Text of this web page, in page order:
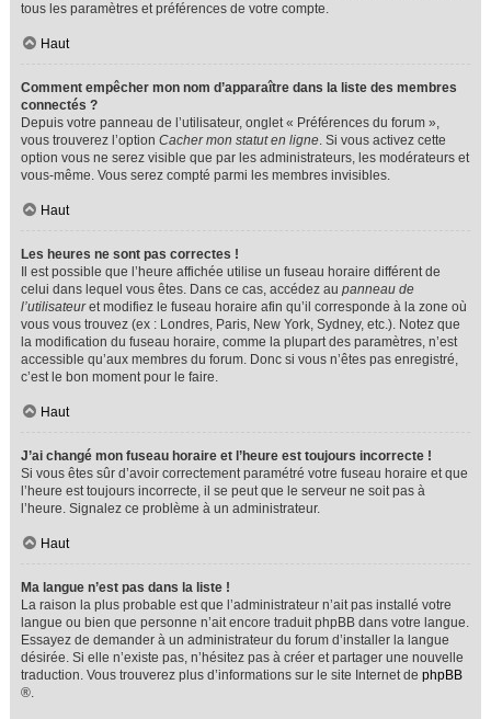
tous les paramètres et préférences de votre compte.
Haut
Comment empêcher mon nom d’apparaître dans la liste des membres
connectés ?
Depuis votre panneau de l’utilisateur, onglet « Préférences du forum »,
vous trouverez l’option Cacher mon statut en ligne. Si vous activez cette
option vous ne serez visible que par les administrateurs, les modérateurs et
vous-même. Vous serez compté parmi les membres invisibles.
Haut
Les heures ne sont pas correctes !
Il est possible que l’heure affichée utilise un fuseau horaire différent de
celui dans lequel vous êtes. Dans ce cas, accédez au panneau de
l’utilisateuret modifiez le fuseau horaire afin qu’il corresponde à la zone où
vous vous trouvez (ex : Londres, Paris, New York, Sydney, etc.). Notez que
la modification du fuseau horaire, comme la plupart des paramètres, n’est
accessible qu’aux membres du forum. Donc si vous n’êtes pas enregistré,
c’est le bon moment pour le faire.
Haut
J’ai changé mon fuseau horaire et l’heure est toujours incorrecte !
Si vous êtes sûr d’avoir correctement paramétré votre fuseau horaire et que
l’heure est toujours incorrecte, il se peut que le serveur ne soit pas à
l’heure. Signalez ce problème à un administrateur.
Haut
Ma langue n’est pas dans la liste !
La raison la plus probable est que l’administrateur n’ait pas installé votre
langue ou bien que personne n’ait encore traduit phpBB dans votre langue.
Essayez de demander à un administrateur du forum d’installer la langue
désirée. Si elle n’existe pas, n’hésitez pas à créer et partager une nouvelle
traduction. Vous trouverez plus d’informations sur le site Internet de phpBB
®.